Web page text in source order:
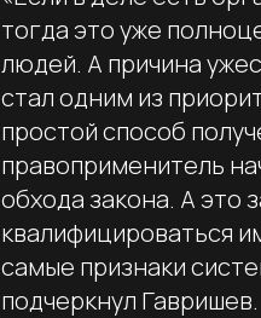
тогда это уже
людей. А причина
стал одним из
простой способ
правоприменитель
обхода закона. А это
квалифицироваться
самые признаки
подчеркнул Гавришев.